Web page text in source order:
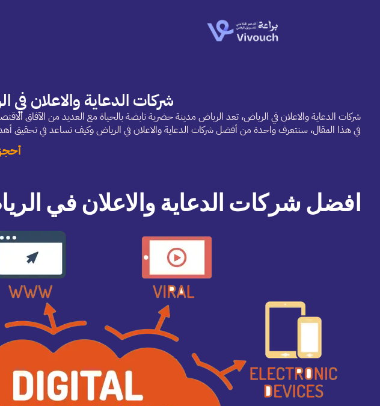
شركات الدعاية والاعلان
شركات الدعاية والاعلان في الرياض، تعد الرياض مدينة حضرية نابضة بالحياة مع العديد من الآفاق
في هذا المقال، سنتعرف واحدة من أفضل شركات الدعاية والاعلان في الرياض وكيف تساعد في تحقيق
افضل شركات الدعاية والاعلان في